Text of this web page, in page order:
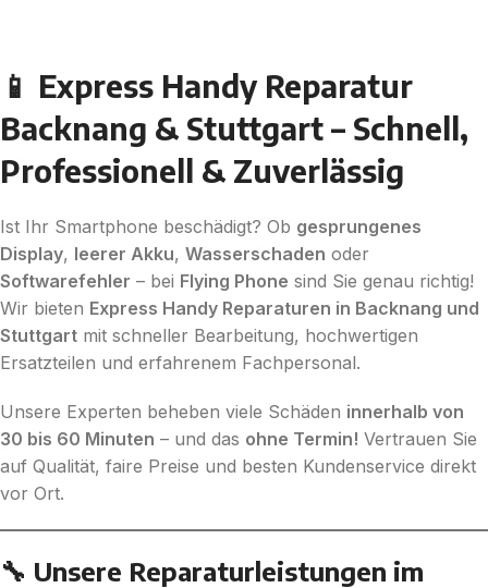
📱 Express Handy Reparatur
Backnang & Stuttgart – Schnell,
Professionell & Zuverlässig
Ist Ihr Smartphone beschädigt? Ob gesprungenes
Display, leerer Akku, Wasserschaden oder
Softwarefehler – bei Flying Phone sind Sie genau richtig!
Wir bieten Express Handy Reparaturen in Backnang und
Stuttgart mit schneller Bearbeitung, hochwertigen
Ersatzteilen und erfahrenem Fachpersonal.
Unsere Experten beheben viele Schäden innerhalb von
30 bis 60 Minuten – und das ohne Termin! Vertrauen Sie
auf Qualität, faire Preise und besten Kundenservice direkt
vor Ort.
🔧 Unsere Reparaturleistungen im